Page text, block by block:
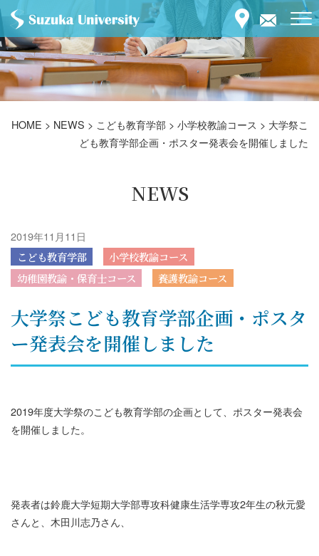
HOME > NEWS > こども教育学部 > 小学校教諭コース > 大学祭こ
ども教育学部企画・ポスター発表会を開催しました
NEWS
2019年11月11日
こども教育学部
小学校教諭コース
幼稚園教諭・保育士コース
養護教諭コース
大学祭こども教育学部企画・ポスタ
ー発表会を開催しました
2019年度大学祭のこども教育学部の企画として、ポスター発表会
を開催しました。
発表者は鈴鹿大学短期大学部専攻科健康生活学専攻2年生の秋元愛
さんと、木田川志乃さん、